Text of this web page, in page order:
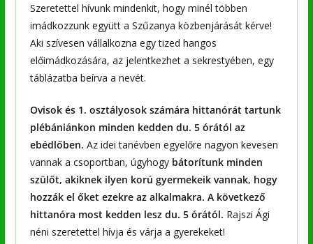
Szeretettel hívunk mindenkit, hogy minél többen
imádkozzunk együtt a Szűzanya közbenjárását kérve!
Aki szívesen vállalkozna egy tized hangos
előimádkozására, az jelentkezhet a sekrestyében, egy
táblázatba beírva a nevét.
Ovisok és 1. osztályosok számára hittanórát tartunk
plébániánkon minden kedden du. 5 órától az
ebédlőben. Az idei tanévben egyelőre nagyon kevesen
vannak a csoportban, úgyhogy bátorítunk minden
szülőt, akiknek ilyen korú gyermekeik vannak, hogy
hozzák el őket ezekre az alkalmakra. A következő
hittanóra most kedden lesz du. 5 órától. Rajszi Ági
néni szeretettel hívja és várja a gyerekeket!